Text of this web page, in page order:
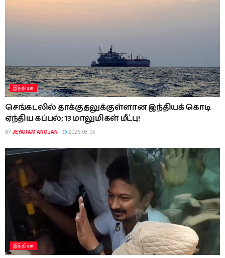
இந்தியா
செங்கடலில் தாக்குதலுக்குள்ளான இந்தியக் கொடி
ஏந்திய கப்பல்; 13 மாலுமிகள் மீட்பு!
BYJEYARAM ANOJAN 2026-08-05
இந்தியா